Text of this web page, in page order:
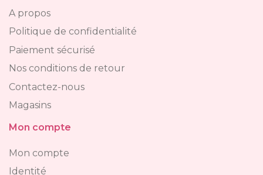
A propos
Politique de confidentialité
Paiement sécurisé
Nos conditions de retour
Contactez-nous
Magasins
Mon compte
Mon compte
Identité